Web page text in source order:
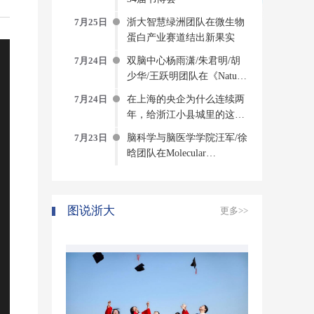
7月25日
浙大智慧绿洲团队在微生物
蛋白产业赛道结出新果实
7月24日
双脑中心杨雨潇/朱君明/胡
少华/王跃明团队在《Nature
Computational Science》发文
构建侵入式脑机接口方法与
系统
7月24日
在上海的央企为什么连续两
年，给浙江小县城里的这个
创新中心写感谢信？
7月23日
脑科学与脑医学学院汪军/徐
晗团队在Molecular
图说浙大 更多>>